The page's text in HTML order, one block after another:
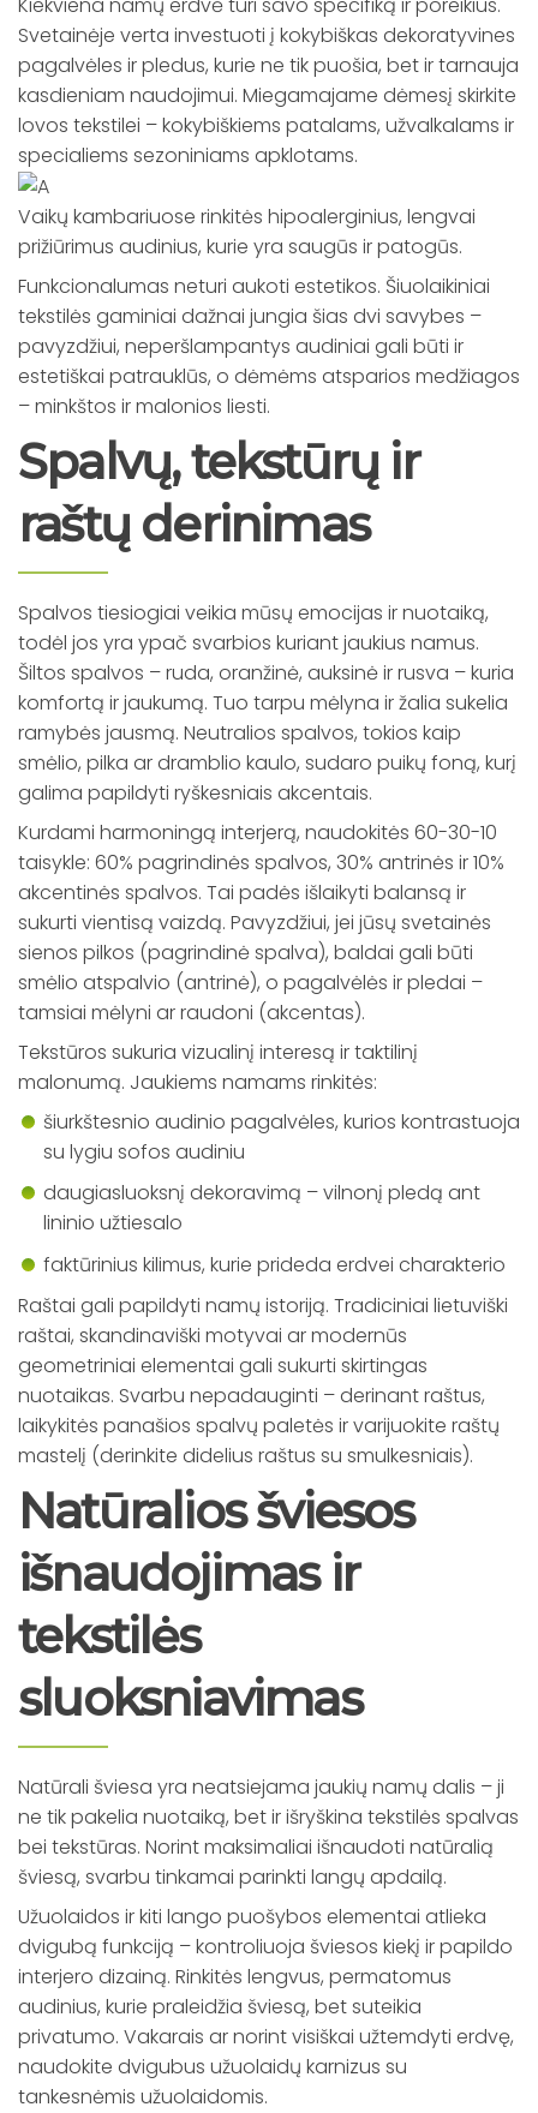
Svetainėje verta investuoti į kokybiškas dekoratyvines
pagalvėles ir pledus, kurie ne tik puošia, bet ir tarnauja
kasdieniam naudojimui. Miegamajame dėmesį skirkite
lovos tekstilei – kokybiškiems patalams, užvalkalams ir
specialiems sezoniniams apklotams.
Vaikų kambariuose rinkitės hipoalerginius, lengvai
prižiūrimus audinius, kurie yra saugūs ir patogūs.
Funkcionalumas neturi aukoti estetikos. Šiuolaikiniai
tekstilės gaminiai dažnai jungia šias dvi savybes –
pavyzdžiui, neperšlampantys audiniai gali būti ir
estetiškai patrauklūs, o dėmėms atsparios medžiagos
– minkštos ir malonios liesti.
Spalvų, tekstūrų ir
raštų derinimas
Spalvos tiesiogiai veikia mūsų emocijas ir nuotaiką,
todėl jos yra ypač svarbios kuriant jaukius namus.
Šiltos spalvos – ruda, oranžinė, auksinė ir rusva – kuria
komfortą ir jaukumą. Tuo tarpu mėlyna ir žalia sukelia
ramybės jausmą. Neutralios spalvos, tokios kaip
smėlio, pilka ar dramblio kaulo, sudaro puikų foną, kurį
galima papildyti ryškesniais akcentais.
Kurdami harmoningą interjerą, naudokitės 60-30-10
taisykle: 60% pagrindinės spalvos, 30% antrinės ir 10%
akcentinės spalvos. Tai padės išlaikyti balansą ir
sukurti vientisą vaizdą. Pavyzdžiui, jei jūsų svetainės
sienos pilkos (pagrindinė spalva), baldai gali būti
smėlio atspalvio (antrinė), o pagalvėlės ir pledai –
tamsiai mėlyni ar raudoni (akcentas).
Tekstūros sukuria vizualinį interesą ir taktilinį
malonumą. Jaukiems namams rinkitės:
šiurkštesnio audinio pagalvėles, kurios kontrastuoja
su lygiu sofos audiniu
daugiasluoksnį dekoravimą – vilnonį pledą ant
lininio užtiesalo
faktūrinius kilimus, kurie prideda erdvei charakterio
Raštai gali papildyti namų istoriją. Tradiciniai lietuviški
raštai, skandinaviški motyvai ar modernūs
geometriniai elementai gali sukurti skirtingas
nuotaikas. Svarbu nepadauginti – derinant raštus,
laikykitės panašios spalvų paletės ir varijuokite raštų
mastelį (derinkite didelius raštus su smulkesniais).
Natūralios šviesos
išnaudojimas ir
tekstilės
sluoksniavimas
Natūrali šviesa yra neatsiejama jaukių namų dalis – ji
ne tik pakelia nuotaiką, bet ir išryškina tekstilės spalvas
bei tekstūras. Norint maksimaliai išnaudoti natūralią
šviesą, svarbu tinkamai parinkti langų apdailą.
Užuolaidos ir kiti lango puošybos elementai atlieka
dvigubą funkciją – kontroliuoja šviesos kiekį ir papildo
interjero dizainą. Rinkitės lengvus, permatomus
audinius, kurie praleidžia šviesą, bet suteikia
privatumo. Vakarais ar norint visiškai užtemdyti erdvę,
naudokite dvigubus užuolaidų karnizus su
tankesnėmis užuolaidomis.